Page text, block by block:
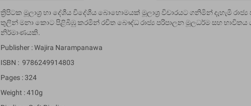
ත්‍රිපිටක මූලාශ්‍ර හා දේශීය විදේශීය බොහොමයක් මූලාශ්‍ර විචාරයට ගනිමින් දැහැමි
තුලින් මනා කොට පිළිබිඹු කරමින් රචිත බෞද්ධ රාජ්‍ය පරිපාලන මූලධර්ම සහ භාවිතය
නිර්මාණයකි.
Publisher : Wajira Narampanawa
ISBN : 9786249914803
Pages : 324
Weight : 410g